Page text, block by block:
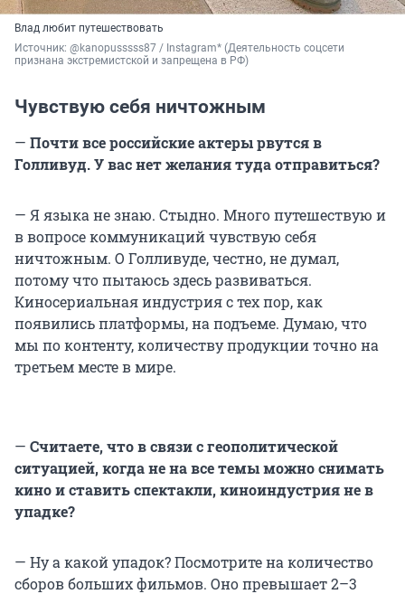
Влад любит путешествовать
Источник: @kanopusssss87 / Instagram* (Деятельность соцсети
признана экстремистской и запрещена в РФ)
Чувствую себя ничтожным
— Почти все российские актеры рвутся в
Голливуд. У вас нет желания туда отправиться?
— Я языка не знаю. Стыдно. Много путешествую и
в вопросе коммуникаций чувствую себя
ничтожным. О Голливуде, честно, не думал,
потому что пытаюсь здесь развиваться.
Киносериальная индустрия с тех пор, как
появились платформы, на подъеме. Думаю, что
мы по контенту, количеству продукции точно на
третьем месте в мире.
— Считаете, что в связи с геополитической
ситуацией, когда не на все темы можно снимать
кино и ставить спектакли, киноиндустрия не в
упадке?
— Ну а какой упадок? Посмотрите на количество
сборов больших фильмов. Оно превышает 2–3